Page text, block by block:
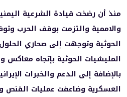
منذ أن رضخت قيادة الشرعية
والاممية والتزمت بوقف الحرب
الحوثية وتوجهت إلى صحاري
المليشيات الحوثية بإتجاه
بالإضافة إلى الدعم والخبرات
العسكرية وضاعفت عمليات القنص